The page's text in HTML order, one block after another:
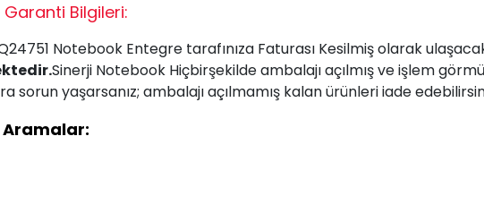
Garanti Bilgileri:
Notebook Entegre tarafınıza Faturası Kesilmiş olarak
Sinerji Notebook Hiçbirşekilde ambalajı açılmış ve işlem
sorun yaşarsanız; ambalajı açılmamış kalan ürünleri iade
Aramalar: